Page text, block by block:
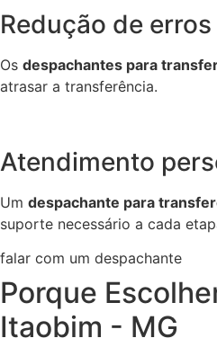
Redução de erros
Os despachantes para
atrasar a transferência.
Atendimento
Um despachante para
suporte necessário a cada
falar com um despachante
Porque
Itaobim - MG